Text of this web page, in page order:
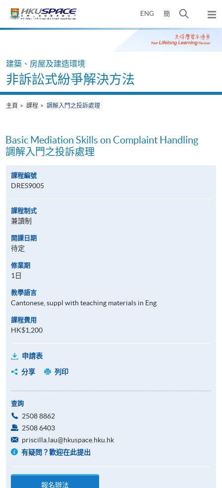
ENG 簡
開
搜
尋
彈
出
主
Main
建築、房屋及建造環境
非訴訟式紛爭解決方法
主頁 課程 調解入門之投訴處理
Basic Mediation Skills on Complaint Handling
調解入門之投訴處理
課程編號
DRES9005
課程制式
兼讀制
開課日期
待定
修業期
1日
教學語言
Cantonese, suppl with teaching materials in Eng
課程費用
HK$1,200
申請表
分享
列印
查詢
2508 8862
2508 6403
priscilla.lau@hkuspace.hku.hk
有疑問？歡迎在此提出
報名辦法